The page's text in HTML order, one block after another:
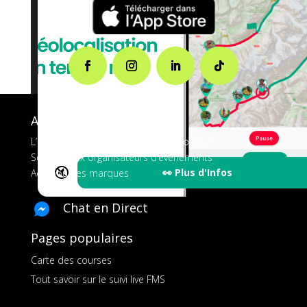
🔇 👀 Plus d'Infos
A propos de FMS
L’application tout-en-un pour les coureurs
Services aux organisateurs d’événements
Ads pour les marques
Chat en Direct
Pages populaires
Carte des courses
Tout savoir sur le suivi live FMS